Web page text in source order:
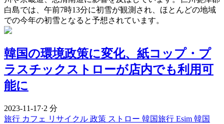
白島では、午前7時13分に初雪が観測され、ほとんどの地域
での今年の初雪となると予想されています。
韓国の環境政策に変化、紙コップ・プ
ラスチックストローが店内でも利用可
能に
2023-11-17·2 分
旅行 カフェ リサイクル 政策 ストロー 韓国旅行 Esim 韓国